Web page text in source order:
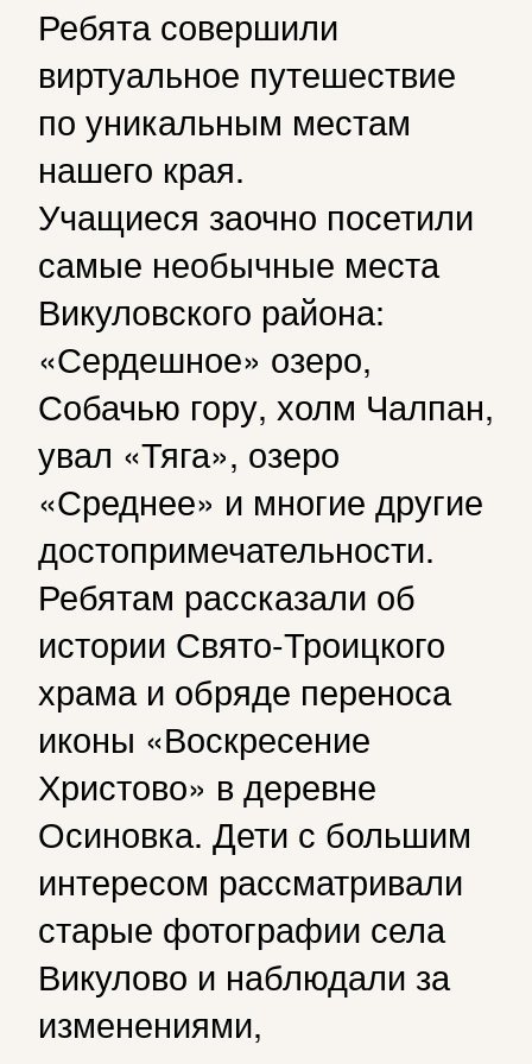
Ребята совершили
виртуальное путешествие
по уникальным местам
нашего края.
Учащиеся заочно посетили
самые необычные места
Викуловского района:
«Сердешное» озеро,
Собачью гору, холм Чалпан,
увал «Тяга», озеро
«Среднее» и многие другие
достопримечательности.
Ребятам рассказали об
истории Свято-Троицкого
храма и обряде переноса
иконы «Воскресение
Христово» в деревне
Осиновка. Дети с большим
интересом рассматривали
старые фотографии села
Викулово и наблюдали за
изменениями,